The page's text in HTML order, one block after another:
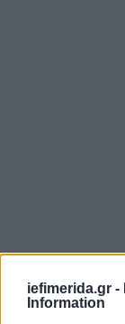
iefimerida.gr -
Information